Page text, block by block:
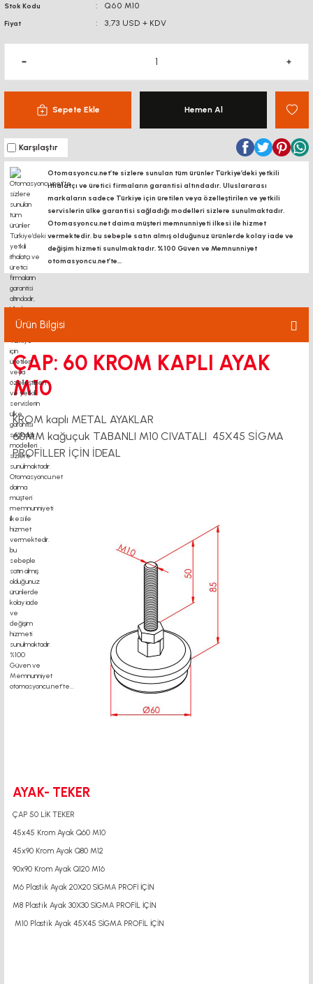
Stok Kodu Q60 M10
Fiyat 3,73 USD + KDV
Sepete Ekle Hemen Al
Karşılaştır
Otomasyoncu.net’te sizlere sunulan tüm ürünler Türkiye’deki yetkili
ithalatçı ve üretici firmaların garantisi altındadır, Uluslararası
markaların sadece Türkiye için üretilen veya özelleştirilen ve yetkili
servislerin ülke garantisi sağladığı modelleri sizlere sunulmaktadır.
Otomasyoncu.net daima müşteri memnunniyeti ilkesi ile hizmet
vermektedir. bu sebeple satın almış olduğunuz ürünlerde kolay iade ve
değişim hizmeti sunulmaktadır. %100 Güven ve Memnunniyet
otomasyoncu.net’te...
Ürün Bilgisi
ÇAP: 60 KROM KAPLI AYAK
M10
KROM kaplı METAL AYAKLAR
60MM kağuçuk TABANLI M10 CIVATALI 45X45 SİGMA
PROFİLLER İÇİN İDEAL
AYAK- TEKER
ÇAP 50 LİK TEKER
45x45 Krom Ayak Q60 M10
45x90 Krom Ayak Q80 M12
90x90 Krom Ayak Q120 M16
M6 Plastik Ayak 20X20 SİGMA PROFİ İÇİN
M8 Plastik Ayak 30X30 SİGMA PROFİL İÇİN
M10 Plastik Ayak 45X45 SİGMA PROFİL İÇİN